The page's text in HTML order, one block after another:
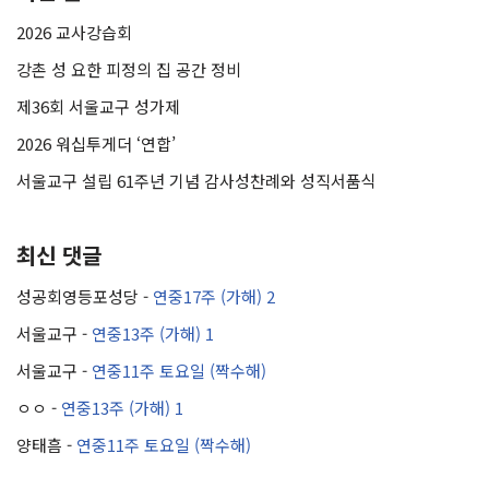
2026 교사강습회
강촌 성 요한 피정의 집 공간 정비
제36회 서울교구 성가제
2026 워십투게더 ‘연합’
서울교구 설립 61주년 기념 감사성찬례와 성직서품식
최신 댓글
성공회영등포성당 - 연중17주 (가해) 2
서울교구 - 연중13주 (가해) 1
서울교구 - 연중11주 토요일 (짝수해)
ㅇㅇ - 연중13주 (가해) 1
양태흠 - 연중11주 토요일 (짝수해)